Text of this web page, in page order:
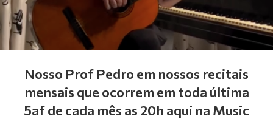
Nosso Prof Pedro em nossos recitais
mensais que ocorrem em toda última
5af de cada mês as 20h aqui na Music